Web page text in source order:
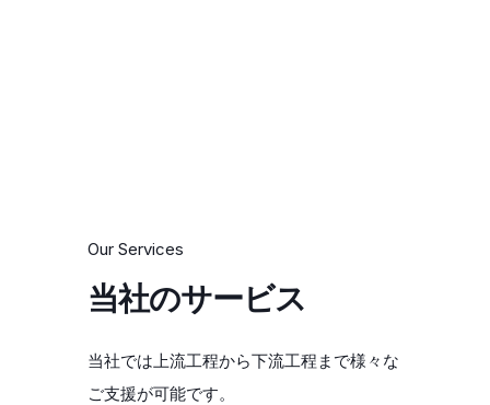
Our Services
当社のサービス
当社では上流工程から下流工程まで様々な
ご支援が可能です。